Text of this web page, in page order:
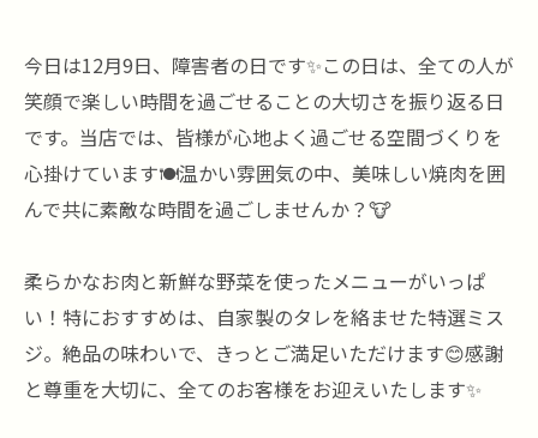
今日は12月9日、障害者の日です✨この日は、全ての人が
笑顔で楽しい時間を過ごせることの大切さを振り返る日
です。当店では、皆様が心地よく過ごせる空間づくりを
心掛けています🍽️温かい雰囲気の中、美味しい焼肉を囲
んで共に素敵な時間を過ごしませんか？🐮
柔らかなお肉と新鮮な野菜を使ったメニューがいっぱ
い！特におすすめは、自家製のタレを絡ませた特選ミス
ジ。絶品の味わいで、きっとご満足いただけます😊感謝
と尊重を大切に、全てのお客様をお迎えいたします✨